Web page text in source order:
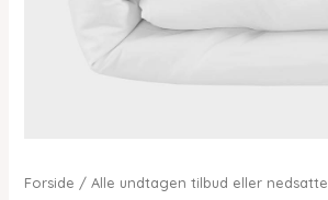
Forside / Alle undtagen tilbud eller nedsatte